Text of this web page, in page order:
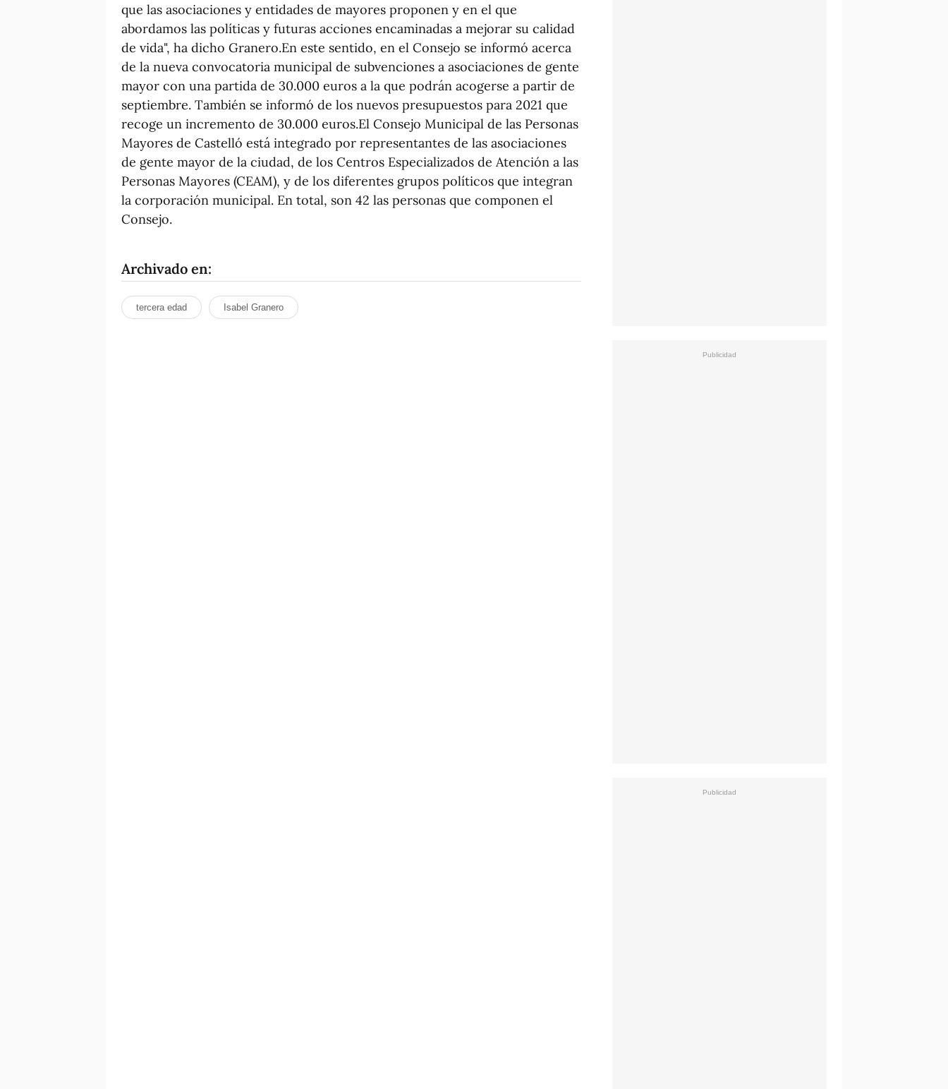
que las asociaciones y entidades de mayores proponen y en el que
abordamos las políticas y futuras acciones encaminadas a mejorar su calidad
de vida", ha dicho Granero.En este sentido, en el Consejo se informó acerca
de la nueva convocatoria municipal de subvenciones a asociaciones de gente
mayor con una partida de 30.000 euros a la que podrán acogerse a partir de
septiembre. También se informó de los nuevos presupuestos para 2021 que
recoge un incremento de 30.000 euros.El Consejo Municipal de las Personas
Mayores de Castelló está integrado por representantes de las asociaciones
de gente mayor de la ciudad, de los Centros Especializados de Atención a las
Personas Mayores (CEAM), y de los diferentes grupos políticos que integran
la corporación municipal. En total, son 42 las personas que componen el
Consejo.
Archivado en:
tercera edad Isabel Granero